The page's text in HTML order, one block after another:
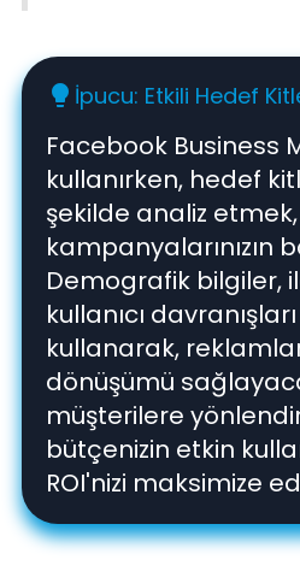
lightbulb İpucu: Etkili Hedef
Facebook Business
kullanırken, hedef
şekilde analiz
kampanyalarınızın
Demografik bilgiler,
kullanıcı
kullanarak,
dönüşümü
müşterilere
bütçenizin etkin
ROI'nizi maksimize